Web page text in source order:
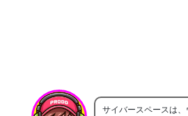
サイバースペースは